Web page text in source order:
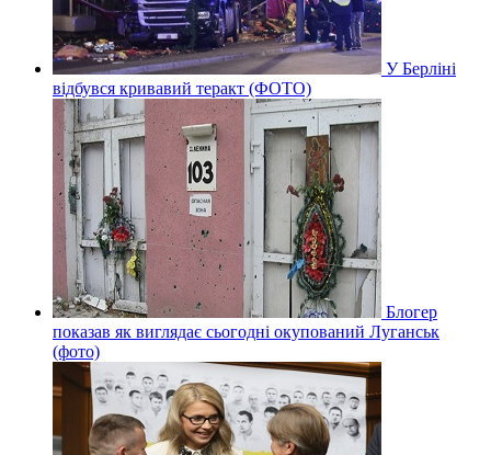
У Берліні
відбувся кривавий теракт (ФОТО)
Блогер
показав як виглядає сьогодні окупований Луганськ
(фото)